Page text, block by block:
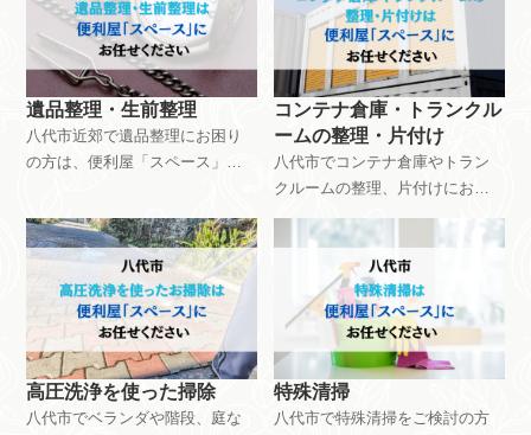
けするものの量など様々な要素
により料金設定が異なります。
ご相談・見積もりは無料です。
お気軽にお問い合わせくださ
い。
な要素により料金は異なりま
す。ご相談・見積もりは無料で
す。お気軽にお問い合わせくだ
さい。
遺品整理・生前整理
八代市近郊で遺品整理にお困り
の方は、便利屋「スペース」に
お見積もりは無料ですので、お
気軽にご相談ください。
コンテナ倉庫・トランクル
ームの整理・片付け
八代市でコンテナ倉庫やトラン
クルームの整理、片付けにお困
におまかせください。作業費用
は9,900円から対応しています。
お見積もりは無料ですのでお気
軽にご相談ください。
高圧洗浄を使った掃除
八代市でベランダや階段、庭な
特殊清掃
八代市で特殊清掃をご検討の方